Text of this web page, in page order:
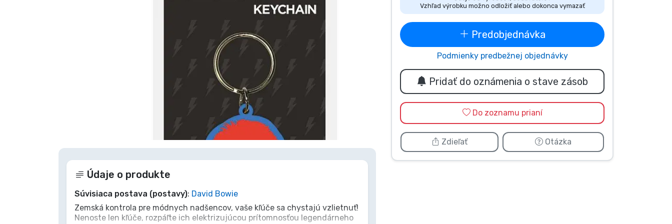
Dvojklikom na obrázok ho zväčšíte
Vzhľad výrobku možno odložiť alebo dokonca vymazať
Predobjednávka
Podmienky predbežnej objednávky
Pridať do oznámenia o stave zásob
Do zoznamu prianí
Zdieľať Otázka
Údaje o produkte
Súvisiaca postava (postavy): David Bowie
Zemská kontrola pre módnych nadšencov, vaše kľúče sa chystajú vzlietnuť!
Nenoste len kľúče, rozpáľte ich elektrizujúcou prítomnosťou legendárneho
Zoradiť podľa športu
Typy výrobkov